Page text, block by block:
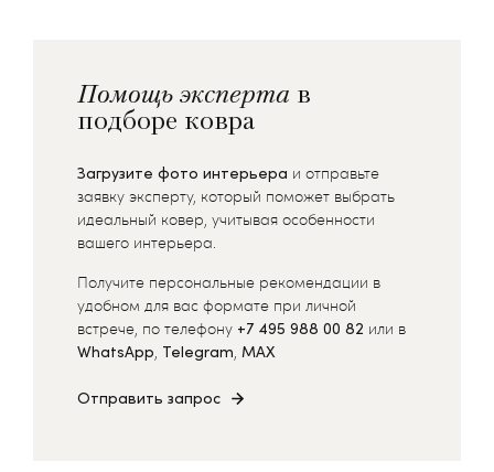
Помощь эксперта в
подборе ковра
Загрузите фото интерьера и отправьте
заявку эксперту, который поможет выбрать
идеальный ковер, учитывая особенности
вашего интерьера.
Получите персональные рекомендации в
удобном для вас формате при личной
встрече, по телефону +7 495 988 00 82 или в
WhatsApp, Telegram, MAX
Отправить запрос